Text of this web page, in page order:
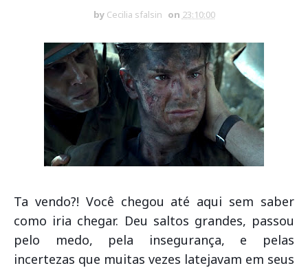
by Cecilia sfalsin on 23:10:00
Ta vendo?! Você chegou até aqui sem saber
como iria chegar. Deu saltos grandes, passou
pelo medo, pela insegurança, e pelas
incertezas que muitas vezes latejavam em seus